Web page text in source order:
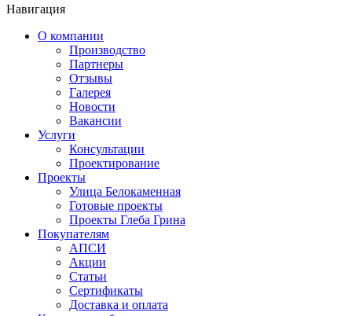
Навигация
О компании
Производство
Партнеры
Отзывы
Галерея
Новости
Вакансии
Услуги
Консультации
Проектирование
Проекты
Улица Белокаменная
Готовые проекты
Проекты Глеба Грина
Покупателям
АПСИ
Акции
Статьи
Сертификаты
Доставка и оплата